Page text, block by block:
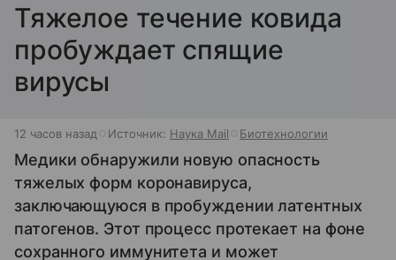
Тяжелое течение ковида
пробуждает спящие
вирусы
12 часов назад Источник: Наука Mail Биотехнологии
Медики обнаружили новую опасность
тяжелых форм коронавируса,
заключающуюся в пробуждении латентных
патогенов. Этот процесс протекает на фоне
сохранного иммунитета и может